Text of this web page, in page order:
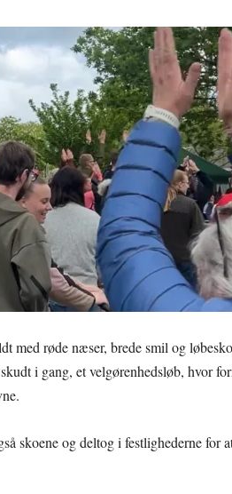
med røde næser, brede smil og
i gang, et velgørenhedsløb, hvor
skoene og deltog i festlighederne for